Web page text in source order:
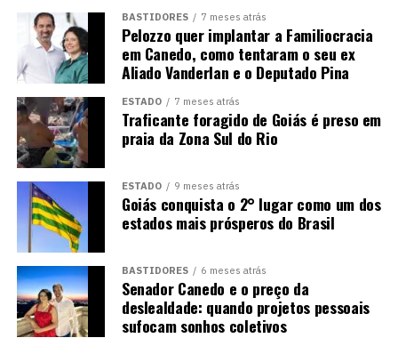
BASTIDORES 7 meses atrás
Pelozzo quer implantar a Familiocracia
em Canedo, como tentaram o seu ex
Aliado Vanderlan e o Deputado Pina
ESTADO 7 meses atrás
Traficante foragido de Goiás é preso em
praia da Zona Sul do Rio
ESTADO 9 meses atrás
Goiás conquista o 2° lugar como um dos
estados mais prósperos do Brasil
BASTIDORES 6 meses atrás
Senador Canedo e o preço da
deslealdade: quando projetos pessoais
sufocam sonhos coletivos